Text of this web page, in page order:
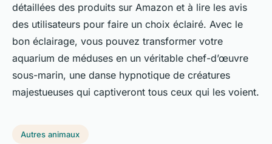
détaillées des produits sur Amazon et à lire les avis
des utilisateurs pour faire un choix éclairé. Avec le
bon éclairage, vous pouvez transformer votre
aquarium de méduses en un véritable chef-d’œuvre
sous-marin, une danse hypnotique de créatures
majestueuses qui captiveront tous ceux qui les voient.
Autres animaux